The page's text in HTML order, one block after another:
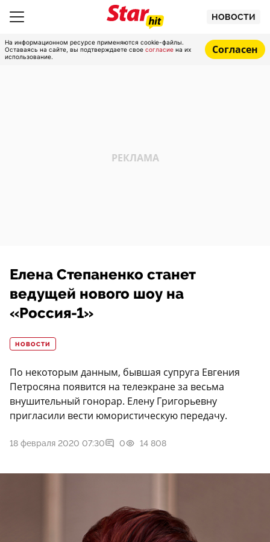
НОВОСТИ
На информационном ресурсе применяются cookie-файлы.
Оставаясь на сайте, вы подтверждаете свое согласие на их
использование.
Согласен
Елена Степаненко станет
ведущей нового шоу на
«Россия-1»
НОВОСТИ
По некоторым данным, бывшая супруга Евгения
Петросяна появится на телеэкране за весьма
внушительный гонорар. Елену Григорьевну
пригласили вести юмористическую передачу.
18 февраля 2020 07:30 0 14 808